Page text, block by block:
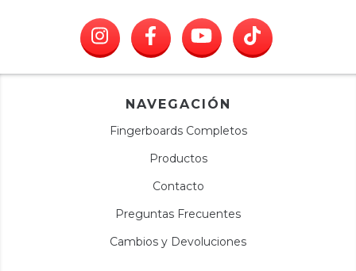
NAVEGACIÓN
Fingerboards Completos
Productos
Contacto
Preguntas Frecuentes
Cambios y Devoluciones